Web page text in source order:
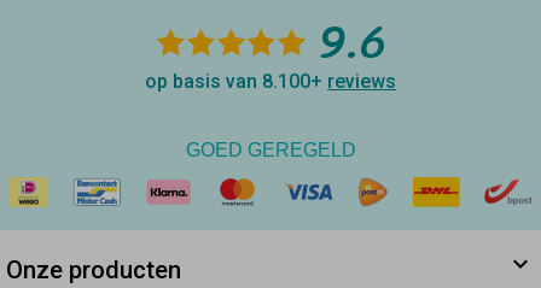
9.6
op basis van 8.100+ reviews
GOED GEREGELD
Onze producten